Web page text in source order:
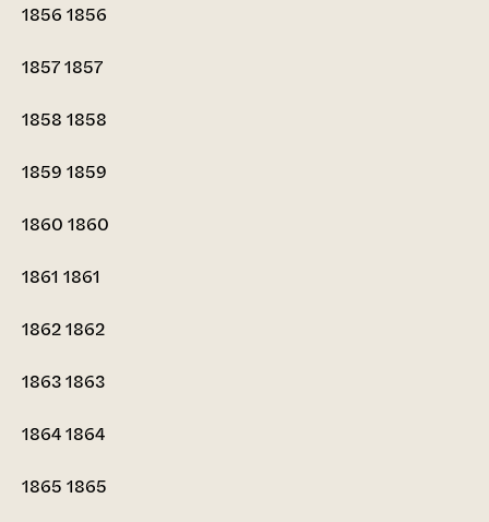
1856 1856
18571857
1858 1858
1859 1859
1860 1860
1861 1861
18621862
18631863
18641864
1865 1865